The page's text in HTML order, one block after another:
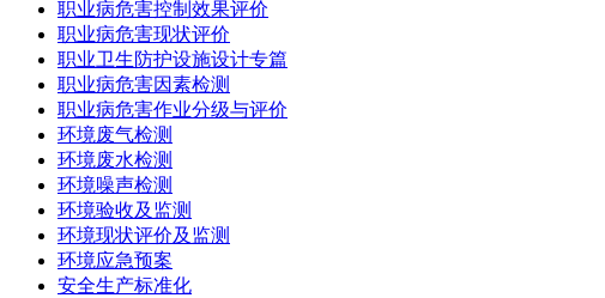
职业病危害控制效果评价
职业病危害现状评价
职业卫生防护设施设计专篇
职业病危害因素检测
职业病危害作业分级与评价
环境废气检测
环境废水检测
环境噪声检测
环境验收及监测
环境现状评价及监测
环境应急预案
安全生产标准化